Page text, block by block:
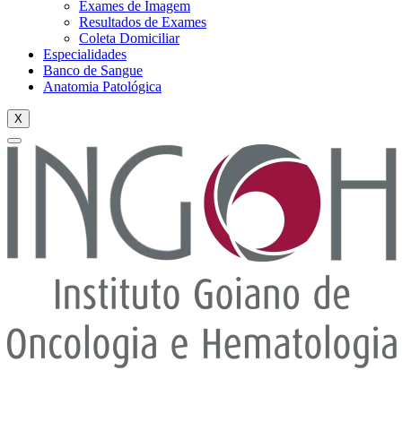
Exames de Imagem
Resultados de Exames
Coleta Domiciliar
Especialidades
Banco de Sangue
Anatomia Patológica
X